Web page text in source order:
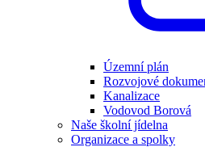
Územní plán
Rozvojové
Kanalizace
Vodovod Borová
Naše školní jídelna
Organizace a spolky